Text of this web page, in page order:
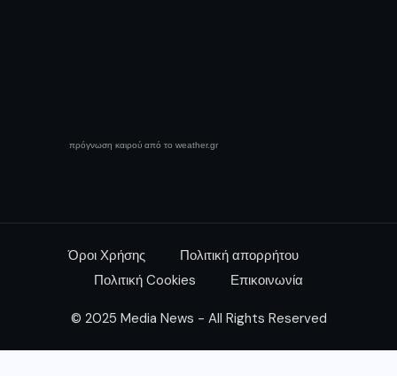
πρόγνωση καιρού από το weather.gr
Όροι Χρήσης
Πολιτική απορρήτου
Πολιτική Cookies
Επικοινωνία
© 2025 Media News - All Rights Reserved